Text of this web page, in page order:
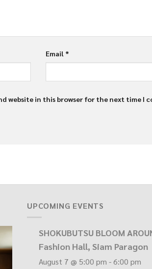
Email *
website in this browser for the next time I
UPCOMING EVENTS
SHOKUBUTSU BLOOM
Fashion Hall, Siam Paragon
August 7 @ 5:00 pm -6:00 pm